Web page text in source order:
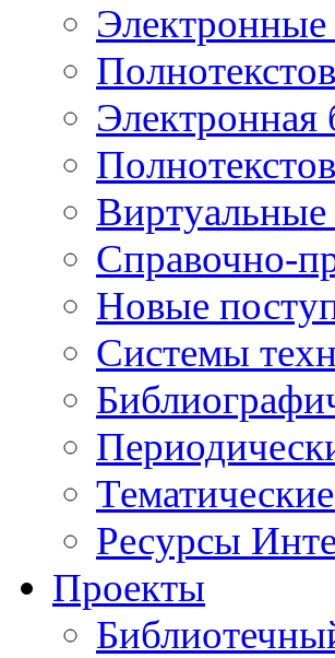
Электронные
Электронная
Справочно-
Новые
Cистемы
Ресурсы
Проекты